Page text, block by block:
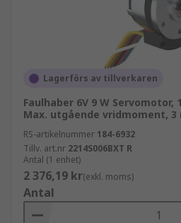
Lagerförs av tillverkaren
Faulhaber 6V 9 W Servomotor,
Max. utgående vridmoment, 3
RS-artikelnummer 184-6932
Tillv. art.nr 2214S006BXT R
Antal (1 enhet)
2 376,19 kr(exkl. moms)
Antal